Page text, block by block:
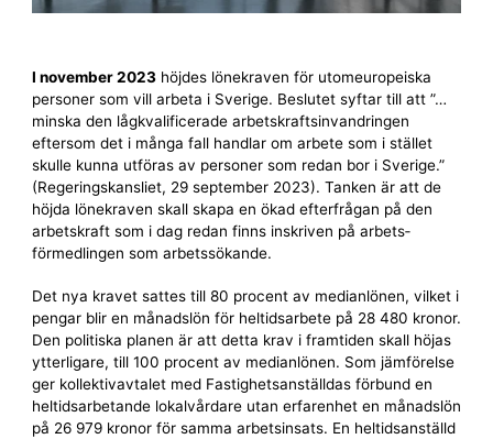
I november 2023höjdes lönekraven för utomeuropeiska
personer som vill arbeta i Sverige. Beslutet syftar till att ”…
minska den lågkvalificerade arbets­krafts­invandringen
eftersom det i många fall handlar om arbete som i stället
skulle kunna utföras av personer som redan bor i Sverige.”
(Regerings­kansliet, 29 september 2023). Tanken är att de
höjda lönekraven skall skapa en ökad efterfrågan på den
arbetskraft som i dag redan finns inskriven på arbets­
förmedlingen som arbets­sökande.
Det nya kravet sattes till 80 procent av median­lönen, vilket i
pengar blir en månadslön för heltids­arbete på 28 480 kronor.
Den politiska planen är att detta krav i framtiden skall höjas
ytterligare, till 100 procent av median­lönen. Som jämförelse
ger kollektiv­avtalet med Fastighets­anställdas förbund en
heltids­arbetande lokal­vårdare utan erfarenhet en månadslön
på 26 979 kronor för samma arbetsinsats. En heltids­anställd